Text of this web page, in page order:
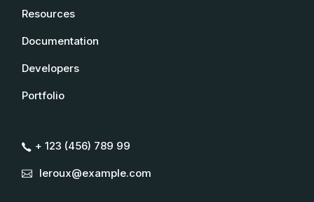
Resources
Documentation
Developers
Portfolio
+ 123 (456) 789 99
leroux@example.com